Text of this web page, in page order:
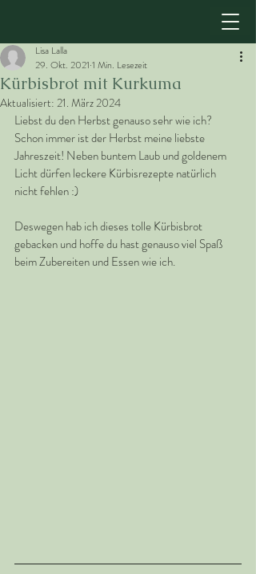
Kürbisbrot mit Kurkuma
Lisa Lalla
29. Okt. 2021 1 Min. Lesezeit
Aktualisiert: 21. März 2024
Liebst du den Herbst genauso sehr wie ich?
Schon immer ist der Herbst meine liebste
Jahreszeit! Neben buntem Laub und goldenem
Licht dürfen leckere Kürbisrezepte natürlich
nicht fehlen :)
Deswegen hab ich dieses tolle Kürbisbrot
gebacken und hoffe du hast genauso viel Spaß
beim Zubereiten und Essen wie ich.